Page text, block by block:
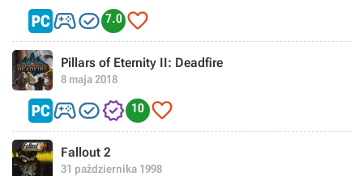
 7.0 
Pillars of Eternity II: Deadfire
8 maja 2018
 10 
Fallout 2
31 października 1998